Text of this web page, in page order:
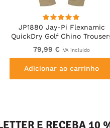
JP1880 Jay-Pi Flexnamic
QuickDry Golf Chino
Sand Brown
79,99 € IVA incluído
Adicionar ao carrinho
E RECEBA